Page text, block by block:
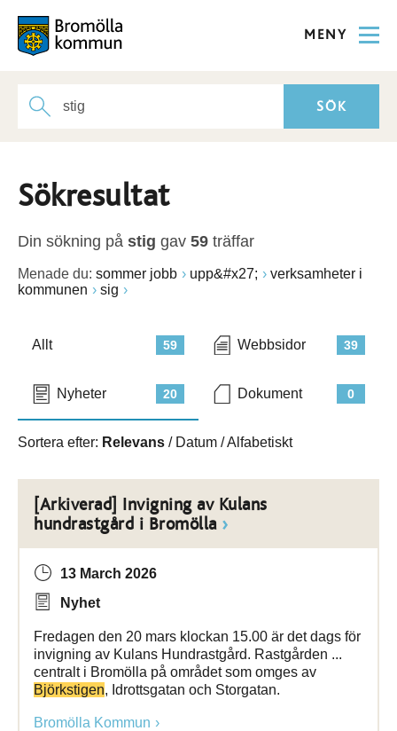
MENY
Sökresultat
Din sökning på stig gav 59 träffar
Menade du: sommer jobb upp&#x27;
verksamheter i
kommunen
sig
59
Allt 39
Webbsidor
20
Nyheter 0
Dokument
Sortera efter: Relevans / Datum /Alfabetiskt
[Arkiverad] Invigning av Kulans
hundrastgård i Bromölla
13 March 2026
Nyhet
Fredagen den 20 mars klockan 15.00 är det dags för
invigning av Kulans Hundrastgård. Rastgården ...
centralt i Bromölla på området som omges av
Björkstigen, Idrottsgatan och Storgatan.
Bromölla Kommun